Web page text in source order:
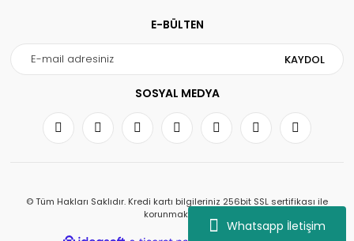
Whatsapp İletişim
E-BÜLTEN
KAYDOL
SOSYAL MEDYA
© Tüm Hakları Saklıdır. Kredi kartı bilgileriniz 256bit SSL sertifikası ile
korunmaktadır.